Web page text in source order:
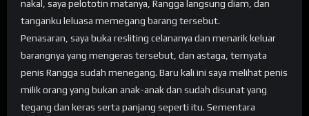
nakal, saya pelototin matanya, Rangga langsung diam, dan
tanganku leluasa memegang barang tersebut.
Penasaran, saya buka resliting celananya dan menarik keluar
barangnya yang mengeras tersebut, dan astaga, ternyata
penis Rangga sudah menegang. Baru kali ini saya melihat penis
milik orang yang bukan anak-anak dan sudah disunat yang
tegang dan keras serta panjang seperti itu. Sementara